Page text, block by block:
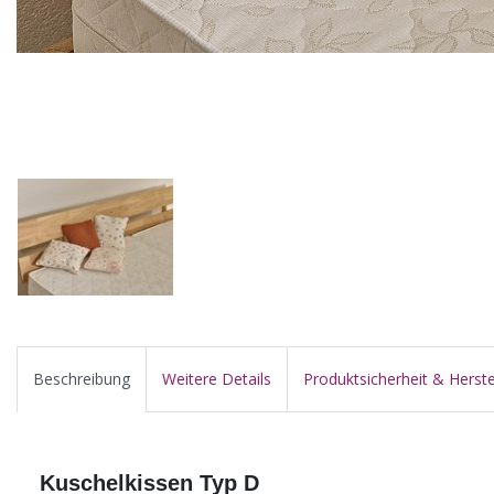
Beschreibung Weitere Details Produktsicherheit &
Kuschelkissen Typ D